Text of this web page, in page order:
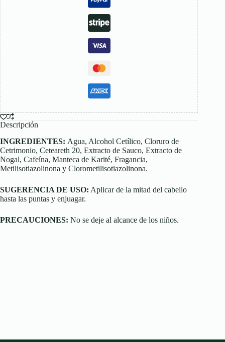
Descripción
INGREDIENTES: Agua, Alcohol Cetílico, Cloruro de
Cetrimonio, Ceteareth 20, Extracto de Sauco, Extracto de
Nogal, Cafeína, Manteca de Karité, Fragancia,
Metilisotiazolinona y Clorometilisotiazolinona.
SUGERENCIA DE USO: Aplicar de la mitad del cabello
hasta las puntas y enjuagar.
PRECAUCIONES: No se deje al alcance de los niños.